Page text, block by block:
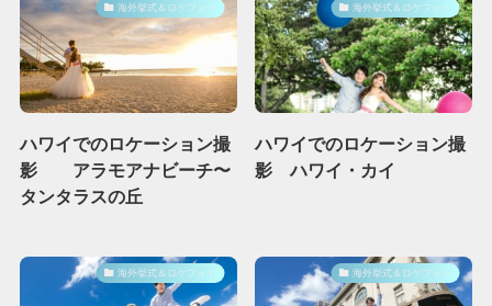
海外挙式＆ロケフォト
ハワイでのロケーション撮
影 アラモアナビーチ〜
タンタラスの丘
海外挙式＆ロケフォト
ハワイでのロケーション撮
影 ハワイ・カイ
海外挙式＆ロケフォト 海外挙式＆ロケフォト